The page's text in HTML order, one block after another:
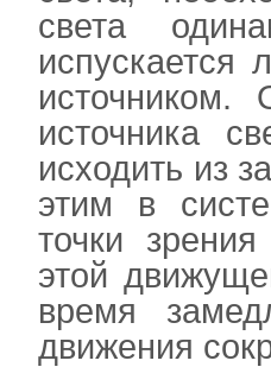
света
источником.
источника
исходить из
этим в
точки
этой
время
движения